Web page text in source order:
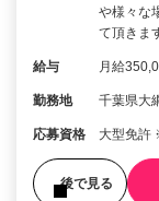
や様々な
て頂きま
給与 月給
勤務地 千葉県大
応募資格 大型免許
後で見る